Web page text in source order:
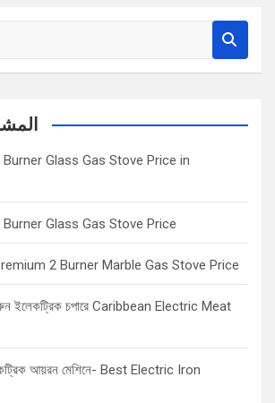
Glass Gas Stove Price in
Glass Gas Stove Price
2 Burner Marble Gas Stove Price
করুন ইলেকট্রিক চপারে Caribbean Electric Meat
আয়রন মেশিনে- Best Electric Iron